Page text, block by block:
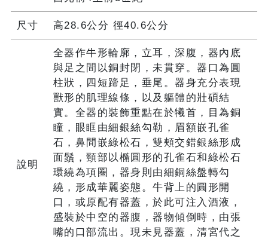
尺寸 高28.6公分 徑40.6公分
說明
全器作牛形輪廓，立耳，深腹，器內底
與足之間以銅封閉，未貫穿。器口為圓
柱狀，四短蹄足，垂尾。器身充分表現
獸形的肌理線條，以及軀體的壯碩結
實。全器的裝飾重點在於犧首，目為銅
瞳，眼眶由細銀絲勾勒，眉額嵌孔雀
石，鼻間嵌綠松石，雙頰交錯銀絲形成
面鬚，頸部以橢圓形的孔雀石和綠松石
環繞為項圈，器身則由細銅絲盤轉勾
繞，形成華麗姿態。牛背上的圓形開
口，或原配有器蓋，於此可注入酒液，
盛裝於中空的器腹，器物傾倒時，由張
嘴的口部流出。現未見器蓋，清宮代之